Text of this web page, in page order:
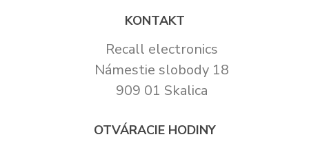
KONTAKT
Recall electronics
Námestie slobody 18
909 01 Skalica
OTVÁRACIE HODINY